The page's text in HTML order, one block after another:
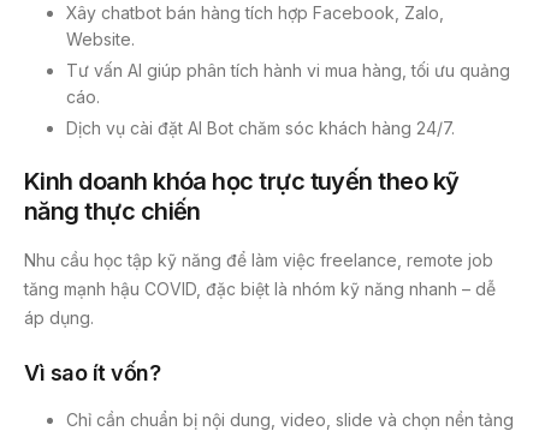
Xây chatbot bán hàng tích hợp Facebook, Zalo,
Website.
Tư vấn AI giúp phân tích hành vi mua hàng, tối ưu quảng
cáo.
Dịch vụ cài đặt AI Bot chăm sóc khách hàng 24/7.
Kinh doanh khóa học trực tuyến theo kỹ
năng thực chiến
Nhu cầu học tập kỹ năng để làm việc freelance, remote job
tăng mạnh hậu COVID, đặc biệt là nhóm kỹ năng nhanh – dễ
áp dụng.
Vì sao ít vốn?
Chỉ cần chuẩn bị nội dung, video, slide và chọn nền tảng